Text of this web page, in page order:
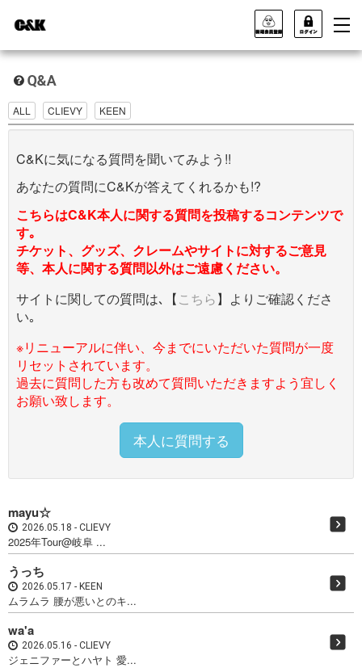
ALL CLIEVY KEEN
C&Kに気になる質問を聞いてみよう!!
あなたの質問にC&Kが答えてくれるかも!?
こちらはC&K本人に関する質問を投稿するコンテンツで
す｡
チケット、グッズ、クレームやサイトに対するご意見
等、本人に関する質問以外はご遠慮ください。
サイトに関しての質問は､【こちら】よりご確認くださ
い｡
※リニューアルに伴い、今までにいただいた質問が一度
リセットされています。
過去に質問した方も改めて質問いただきますよう宜しく
お願い致します。
本人に質問する
mayu☆
2026.05.18 CLIEVY
2025年Tour@岐阜 ...
うっち
2026.05.17 KEEN
ムラムラ 腰が悪いとのキ...
wa'a
2026.05.16 CLIEVY
ジェニファーとハヤト 愛...